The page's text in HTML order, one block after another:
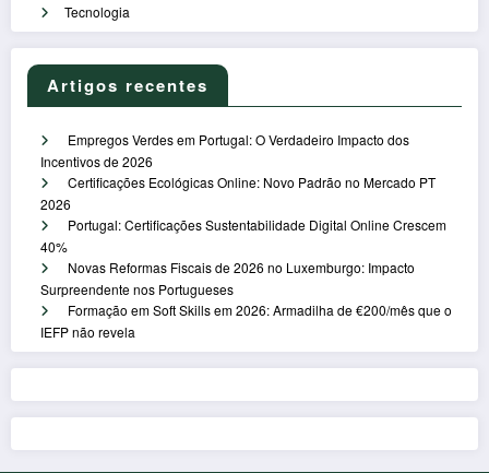
Tecnologia
Artigos recentes
Empregos Verdes em Portugal: O Verdadeiro Impacto dos
Incentivos de 2026
Certificações Ecológicas Online: Novo Padrão no Mercado PT
2026
Portugal: Certificações Sustentabilidade Digital Online Crescem
40%
Novas Reformas Fiscais de 2026 no Luxemburgo: Impacto
Surpreendente nos Portugueses
Formação em Soft Skills em 2026: Armadilha de €200/mês que o
IEFP não revela